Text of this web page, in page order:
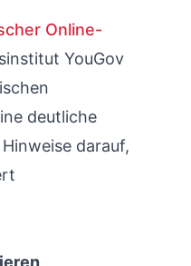
Online-
YouGov
deutliche
darauf,